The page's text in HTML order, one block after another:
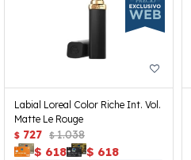
Labial Loreal Color Riche Int. Vol.
Matte Le Rouge
$ 727 $ 1.038
$ 618 $ 618